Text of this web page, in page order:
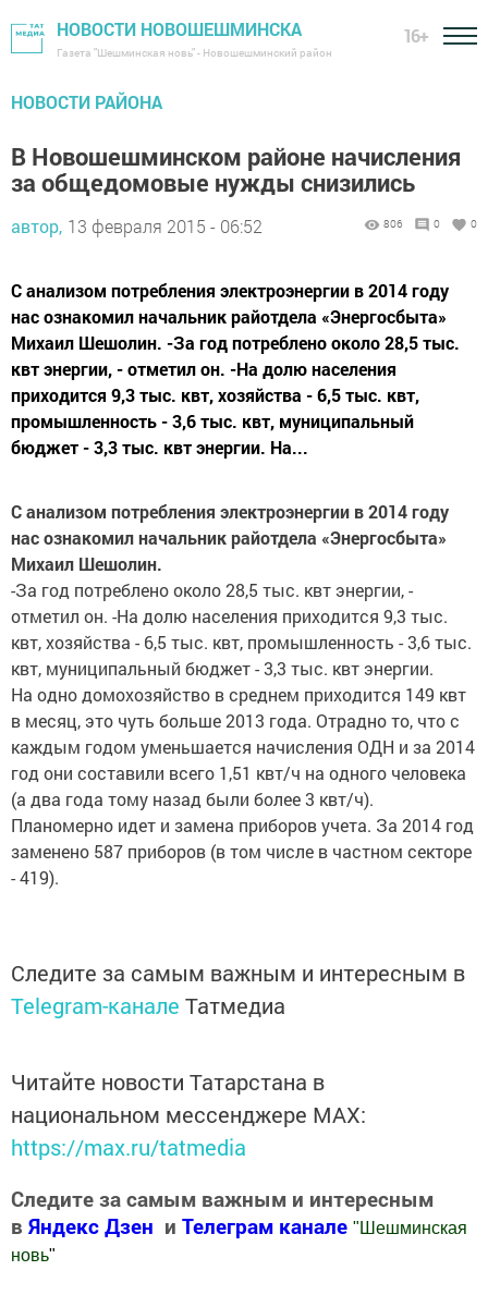
НОВОСТИ НОВОШЕШМИНСКА
Газета "Шешминская новь" - Новошешминский район
16+
НОВОСТИ РАЙОНА
В Новошешминском районе начисления
за общедомовые нужды снизились
автор, 13 февраля 2015 - 06:52 806 0 0
С анализом потребления электроэнергии в 2014 году
нас ознакомил начальник райотдела «Энергосбыта»
Михаил Шешолин. -За год потреблено около 28,5 тыс.
квт энергии, - отметил он. -На долю населения
приходится 9,3 тыс. квт, хозяйства - 6,5 тыс. квт,
промышленность - 3,6 тыс. квт, муниципальный
бюджет - 3,3 тыс. квт энергии. На...
С анализом потребления электроэнергии в 2014 году
нас ознакомил начальник райотдела «Энергосбыта»
Михаил Шешолин.
-За год потреблено около 28,5 тыс. квт энергии, -
отметил он. -На долю населения приходится 9,3 тыс.
квт, хозяйства - 6,5 тыс. квт, промышленность - 3,6 тыс.
квт, муниципальный бюджет - 3,3 тыс. квт энергии.
На одно домохозяйство в среднем приходится 149 квт
в месяц, это чуть больше 2013 года. Отрадно то, что с
каждым годом уменьшается начисления ОДН и за 2014
год они составили всего 1,51 квт/ч на одного человека
(а два года тому назад были более 3 квт/ч).
Планомерно идет и замена приборов учета. За 2014 год
заменено 587 приборов (в том числе в частном секторе
- 419).
Следите за самым важным и интересным в
Telegram-канале Татмедиа
Читайте новости Татарстана в
национальном мессенджере MАХ:
https://max.ru/tatmedia
Следите за самым важным и интересным
в Яндекс Дзен и Телеграм канале " Шешминская
новь"